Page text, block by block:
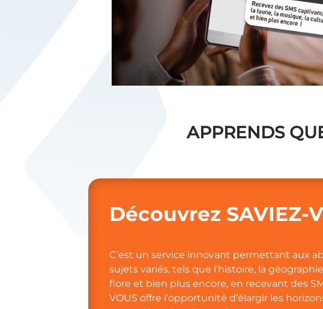
APPRENDS
Découvrez SAVIEZ-
C’est un service innovant permettant aux
sujets variés, tels que l’histoire, la
flore et bien plus encore, en recevant des
VOUS offre l’opportunité d’élargir les